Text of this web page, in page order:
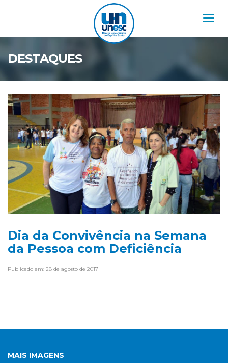
DESTAQUES
Dia da Convivência na Semana
da Pessoa com Deficiência
Publicado em: 28 de agosto de 2017
MAIS IMAGENS